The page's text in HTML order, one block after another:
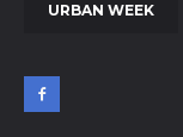
URBAN WEEK